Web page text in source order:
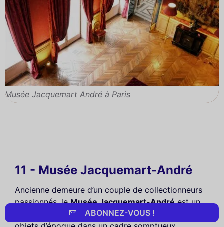
Musée Jacquemart André à Paris
11 - Musée Jacquemart-André
Ancienne demeure d’un couple de collectionneurs
passionnés, leMusée Jacquemart-Andréest un
joyau architectural où se mêlent art, mobilier et
ABONNEZ-VOUS !